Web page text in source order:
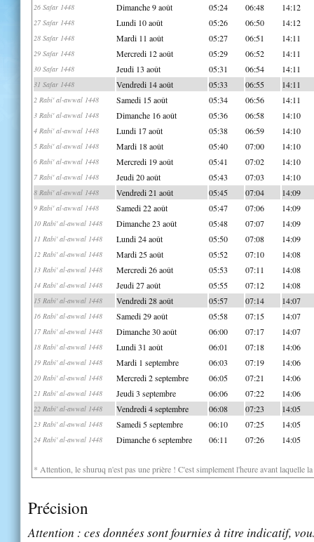
26 Safar 1448 Dimanche 9 août 05:24 06:48 14:12
27 Safar 1448 Lundi 10 août 05:26 06:50 14:12
28 Safar 1448 Mardi 11 août 05:27 06:51 14:11
29 Safar 1448 Mercredi 12 août 05:29 06:52 14:11
30 Safar 1448 Jeudi 13 août 05:31 06:54 14:11
31 Safar 1448 Vendredi 14 août 05:33 06:55 14:11
2 Rabi' al-awwal 1448 Samedi 15 août 05:34 06:56 14:11
3 Rabi' al-awwal 1448 Dimanche 16 août 05:36 06:58 14:10
4 Rabi' al-awwal 1448 Lundi 17 août 05:38 06:59 14:10
5 Rabi' al-awwal 1448 Mardi 18 août 05:40 07:00 14:10
6 Rabi' al-awwal 1448 Mercredi 19 août 05:41 07:02 14:10
7 Rabi' al-awwal 1448 Jeudi 20 août 05:43 07:03 14:10
8 Rabi' al-awwal 1448 Vendredi 21 août 05:45 07:04 14:09
9 Rabi' al-awwal 1448 Samedi 22 août 05:47 07:06 14:09
10 Rabi' al-awwal 1448 Dimanche 23 août 05:48 07:07 14:09
11 Rabi' al-awwal 1448 Lundi 24 août 05:50 07:08 14:09
12 Rabi' al-awwal 1448 Mardi 25 août 05:52 07:10 14:08
13 Rabi' al-awwal 1448 Mercredi 26 août 05:53 07:11 14:08
14 Rabi' al-awwal 1448 Jeudi 27 août 05:55 07:12 14:08
15 Rabi' al-awwal 1448 Vendredi 28 août 05:57 07:14 14:07
16 Rabi' al-awwal 1448 Samedi 29 août 05:58 07:15 14:07
17 Rabi' al-awwal 1448 Dimanche 30 août 06:00 07:17 14:07
18 Rabi' al-awwal 1448 Lundi 31 août 06:01 07:18 14:06
19 Rabi' al-awwal 1448 Mardi 1 septembre 06:03 07:19 14:06
20 Rabi' al-awwal 1448 Mercredi 2 septembre 06:05 07:21 14:06
21 Rabi' al-awwal 1448 Jeudi 3 septembre 06:06 07:22 14:06
22 Rabi' al-awwal 1448 Vendredi 4 septembre 06:08 07:23 14:05
23 Rabi' al-awwal 1448 Samedi 5 septembre 06:10 07:25 14:05
24 Rabi' al-awwal 1448 Dimanche 6 septembre 06:11 07:26 14:05
* Attention, le shuruq n'est pas une prière ! C'est simplement l'heure avant laquelle
Précision
Attention : ces données sont fournies à titre indicatif,